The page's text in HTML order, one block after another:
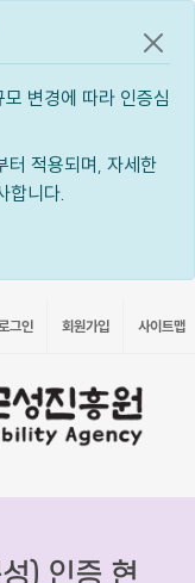
변경에 따라 인증심
터 적용되며, 자세한
합니다.
공지
그인 회원가입 사이트맵
) 인증 현